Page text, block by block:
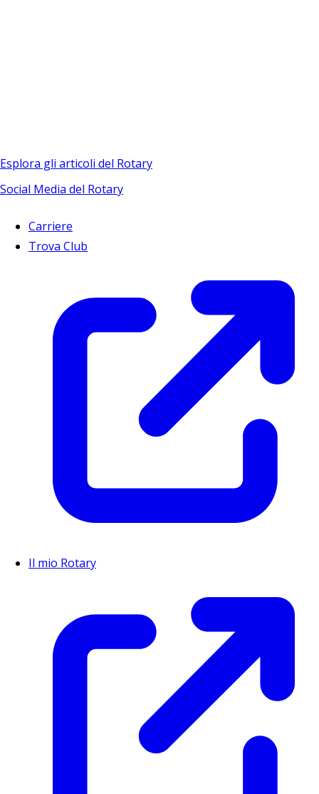
Esplora gli articoli del Rotary
Social Media del Rotary
Carriere
Trova Club
Il mio Rotary